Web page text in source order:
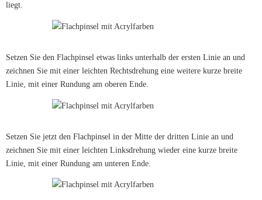
liegt.
Setzen Sie den Flachpinsel etwas links unterhalb der ersten Linie an und
zeichnen Sie mit einer leichten Rechtsdrehung eine weitere kurze breite
Linie, mit einer Rundung am oberen Ende.
Setzen Sie jetzt den Flachpinsel in der Mitte der dritten Linie an und
zeichnen Sie mit einer leichten Linksdrehung wieder eine kurze breite
Linie, mit einer Rundung am unteren Ende.